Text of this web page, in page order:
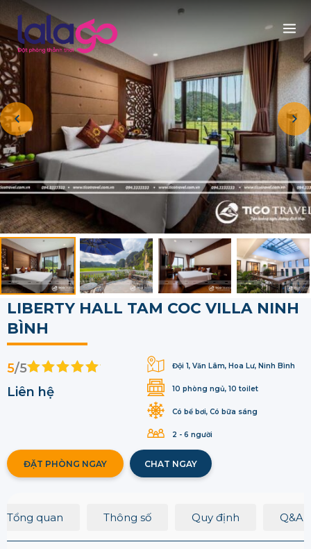
LIBERTY HALL TAM COC VILLA NINH
BÌNH
Đội 1, Văn Lâm, Hoa Lư, Ninh Bình
10 phòng ngủ, 10 toilet
Có bể bơi, Có bữa sáng
2 - 6 người
5/5
Liên hệ
ĐẶT PHÒNG NGAY CHAT NGAY
Tổng quan Thông số Quy định Q&A